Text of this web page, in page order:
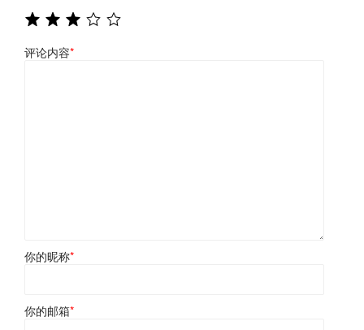
评论内容*
你的昵称*
你的邮箱*